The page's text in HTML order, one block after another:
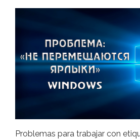
Problemas para trabajar con